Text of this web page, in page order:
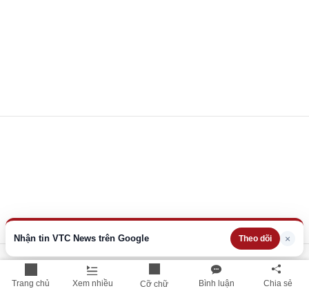
Trang chủ Xem nhiều Cỡ chữ Bình luận Chia sẻ
Nhận tin VTC News trên Google Theo dõi ×